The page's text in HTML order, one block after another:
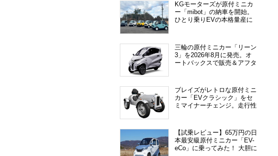
KGモーターズが原付ミニカ
ー「mibot」の納車を開始。
ひとり乗りEVの本格量産に
三輪の原付ミニカー「リーン
3」を2026年8月に発売。オ
ートバックスで販売＆アフタ
ブレイズがレトロな原付ミニ
カー「EVクラシック」をセ
ミマイナーチェンジ。走行性
【試乗レビュー】65万円の日
本最安級原付ミニカー「EV-
eCo」に乗ってみた！ 大胆に